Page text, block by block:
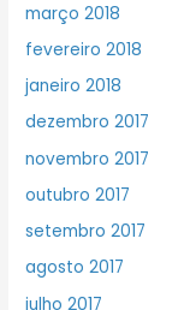
março 2018
fevereiro 2018
janeiro 2018
dezembro 2017
novembro 2017
outubro 2017
setembro 2017
agosto 2017
julho 2017